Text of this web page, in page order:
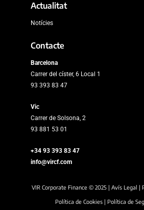
Actualitat
Notícies
Contacte
Barcelona
Carrer del císter, 6 Local 1
93 393 83 47
Vic
Carrer de Solsona, 2
93 881 53 01
+34 93 393 83 47
info@vircf.com
VIR Corporate Finance © 2025 | Avís Legal
Política de Cookies Política de